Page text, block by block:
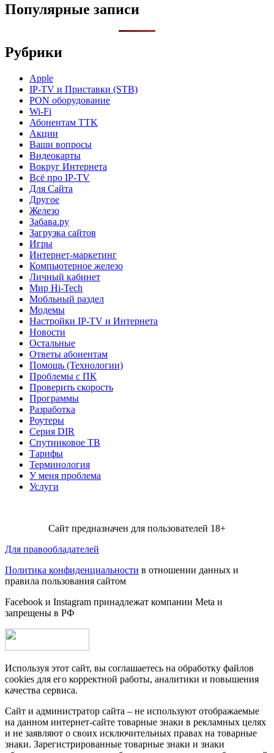
Популярные записи
Рубрики
Apple
IP-TV и Приставки (STB)
PON оборудование
Wi-Fi
Абонентам TTK
Акции
Ваши вопросы
Видеокарты
Вокруг Интернета
Всё про IP-TV
Для Сайта
Другое
Железо
Забава.ру
Загрузка сайтов
Игры
Интернет-маркетинг
Компьютерное железо
Личный кабинет
Мир Hi-Tech
Мобльный раздел
Модемы
Настройки IP-TV и Интернета
Новости
Остальные
Ответы абонентам
Помощь (Технологии)
Проблемы с ПК
Проверить скорость
Программы
Разработка
Роутеры
Серия DIR
Спутниковое ТВ
Тарифы
Терминология
У меня проблема
Услуги
Сайт предназначен для пользователей 18+
Для правообладателей
Политика конфиденциальности в отношении данных и
правила пользования сайтом
Facebook и Instagram принадлежат компании Metа и
запрещены в РФ
Используя этот сайт, вы соглашаетесь на обработку файлов
cookies для его корректной работы, аналитики и повышения
качества сервиса.
Сайт и администратор сайта – не используют отображаемые
на данном интернет-сайте товарные знаки в рекламных целях
и не заявляют о своих исключительных правах на товарные
знаки. Зарегистрированные товарные знаки и знаки